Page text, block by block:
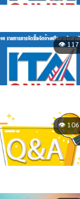
👁 117
👁 106